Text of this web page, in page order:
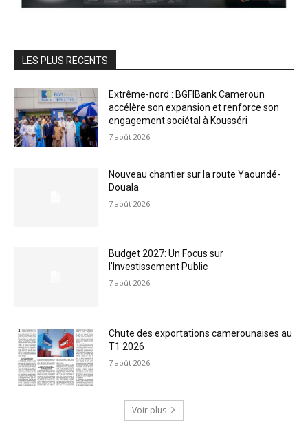
LES PLUS RECENTS
Extrême-nord : BGFIBank Cameroun
accélère son expansion et renforce son
engagement sociétal à Kousséri
7 août 2026
Nouveau chantier sur la route Yaoundé-
Douala
7 août 2026
Budget 2027: Un Focus sur
l’Investissement Public
7 août 2026
Chute des exportations camerounaises au
T1 2026
7 août 2026
Voir plus